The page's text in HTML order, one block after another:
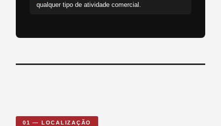
qualquer tipo de atividade comercial.
01 — LOCALIZAÇÃO